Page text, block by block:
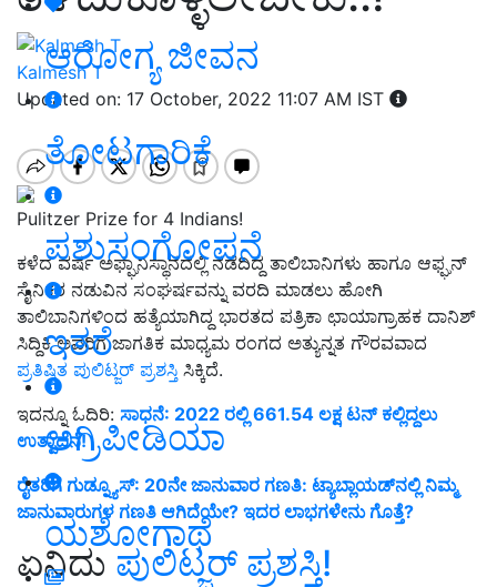
ಆರೋಗ್ಯ ಜೀವನ
ತೋಟಗಾರಿಕೆ
ಪಶುಸಂಗೋಪನೆ
ಇತರೆ
ಅಗ್ರಿಪೀಡಿಯಾ
ಯಶೋಗಾಥೆ
Kalmesh T
Updated on: 17 October, 2022 11:07 AM IST
Pulitzer Prize for 4 Indians!
ಕಳೆದ ವರ್ಷ ಅಫ್ಘಾನಿಸ್ಥಾನದಲ್ಲಿ ನಡೆದಿದ್ದ ತಾಲಿಬಾನಿಗಳು ಹಾಗೂ ಆಫ್ಘನ್‌
ಸೈನಿಕರ ನಡುವಿನ ಸಂಘರ್ಷವನ್ನು ವರದಿ ಮಾಡಲು ಹೋಗಿ
ತಾಲಿಬಾನಿಗಳಿಂದ ಹತ್ಯೆಯಾಗಿದ್ದ ಭಾರತದ ಪತ್ರಿಕಾ ಛಾಯಾಗ್ರಾಹಕ ದಾನಿಶ್‌
ಸಿದ್ದಿಕಿ ಅವರಿಗೆ ಜಾಗತಿಕ ಮಾಧ್ಯಮ ರಂಗದ ಅತ್ಯುನ್ನತ ಗೌರವವಾದ
ಪ್ರತಿಷ್ಠಿತ ಪುಲಿಟ್ಜರ್‌ ಪ್ರಶಸ್ತಿ ಸಿಕ್ಕಿದೆ.
ಇದನ್ನೂ ಓದಿರಿ: ಸಾಧನೆ: 2022 ರಲ್ಲಿ 661.54 ಲಕ್ಷ ಟನ್ ಕಲ್ಲಿದ್ದಲು
ಉತ್ಪಾದನೆ!
ರೈತರಿಗೆ ಗುಡ್ನ್ಯೂಸ್: 20ನೇ ಜಾನುವಾರ ಗಣತಿ: ಟ್ಯಾಬ್ಲಾಯಡ್‌ನಲ್ಲಿ ನಿಮ್ಮ
ಜಾನುವಾರುಗಳ ಗಣತಿ ಆಗಿದೆಯೇ? ಇದರ ಲಾಭಗಳೇನು ಗೊತ್ತೆ?
ಏನಿದು ಪುಲಿಟ್ಜರ್ ಪ್ರಶಸ್ತಿ!